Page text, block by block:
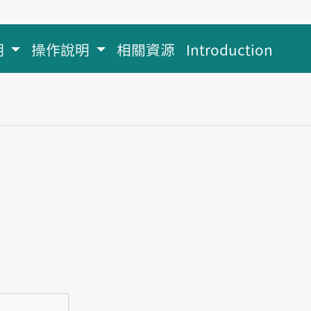
操作說明 相關資源 Introduction